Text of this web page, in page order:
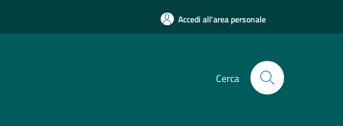
Accedi all'area personale
Cerca